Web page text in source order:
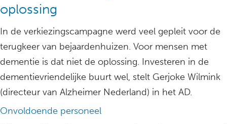
oplossing
In de verkiezingscampagne werd veel gepleit voor de
terugkeer van bejaardenhuizen. Voor mensen met
dementie is dat niet de oplossing. Investeren in de
dementievriendelijke buurt wel, stelt Gerjoke Wilmink
(directeur van Alzheimer Nederland) in het AD.
Onvoldoende personeel